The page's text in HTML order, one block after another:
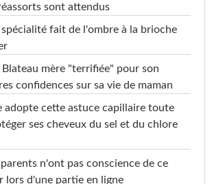
sont attendus
spécialité fait de l'ombre à la brioche
mère "terrifiée" pour son
confidences sur sa vie de maman
adopte cette astuce capillaire toute
ses cheveux du sel et du chlore
n'ont pas conscience de ce
lors d'une partie en ligne